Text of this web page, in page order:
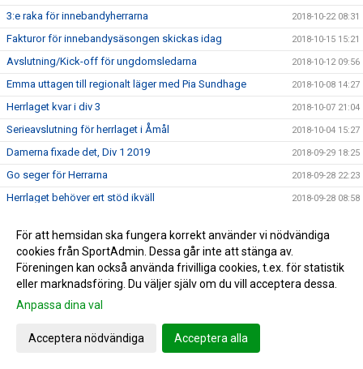
3:e raka för innebandyherrarna 2018-10-22 08:31
Fakturor för innebandysäsongen skickas idag 2018-10-15 15:21
Avslutning/Kick-off för ungdomsledarna 2018-10-12 09:56
Emma uttagen till regionalt läger med Pia Sundhage 2018-10-08 14:27
Herrlaget kvar i div 3 2018-10-07 21:04
Serieavslutning för herrlaget i Åmål 2018-10-04 15:27
Damerna fixade det, Div 1 2019 2018-09-29 18:25
Go seger för Herrarna 2018-09-28 22:23
Herrlaget behöver ert stöd ikväll 2018-09-28 08:58
0-3 förlust i JDM 2018-09-19 21:41
Hertzöga - Ölme lördag 13.00 2018-09-14 11:21
Herr U säkrade seriesegern 2018-09-10 09:55
Adolfsberg - Hertzöga 1-3
Daves grabbar åker till Adolfsberg
För att hemsidan ska fungera korrekt använder vi nödvändiga
cookies från SportAdmin. Dessa går inte att stänga av.
Föreningen kan också använda frivilliga cookies, t.ex. för statistik
eller marknadsföring. Du väljer själv om du vill acceptera dessa.
Anpassa dina val
Acceptera nödvändiga Acceptera alla